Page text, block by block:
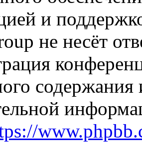
и
не несёт